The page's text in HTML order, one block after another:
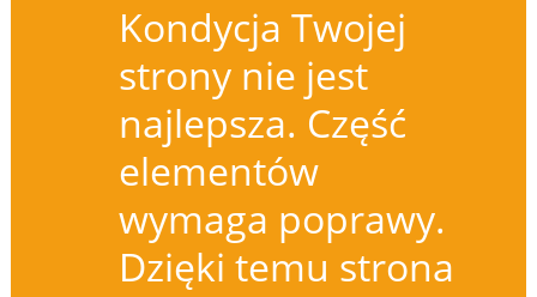
Kondycja Twojej
strony nie jest
najlepsza. Część
elementów
wymaga poprawy.
Dzięki temu strona